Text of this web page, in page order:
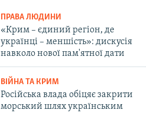
ПРАВА ЛЮДИНИ
«Крим – єдиний регіон, де
українці – меншість»: дискусія
навколо нової пам'ятної дати
ВІЙНА ТА КРИМ
Російська влада обіцяє закрити
морський шлях українським